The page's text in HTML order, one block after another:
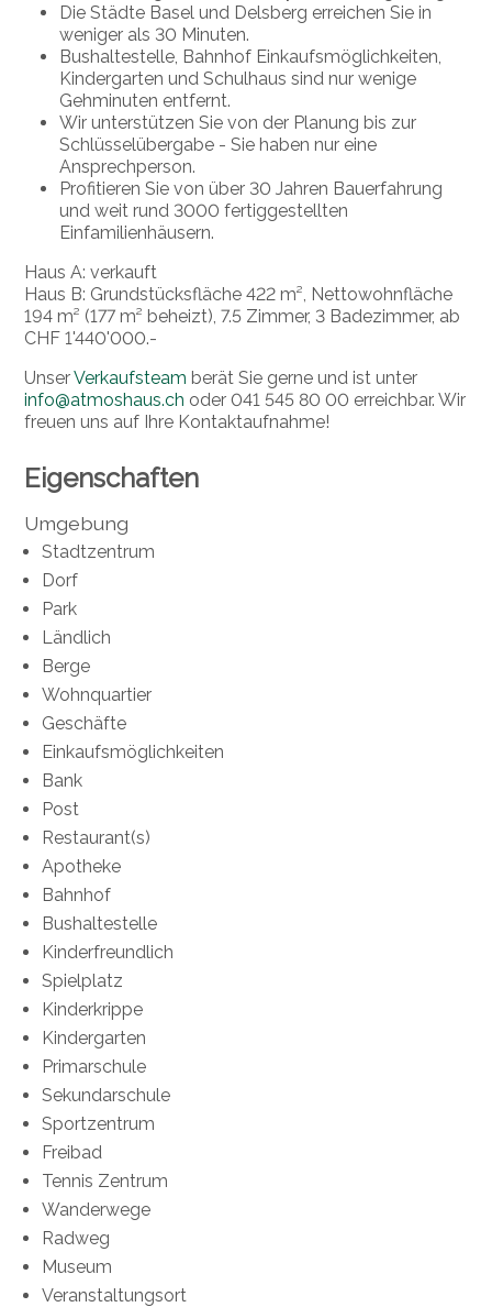
Die Städte Basel und Delsberg erreichen Sie in
weniger als 30 Minuten.
Bushaltestelle, Bahnhof Einkaufsmöglichkeiten,
Kindergarten und Schulhaus sind nur wenige
Gehminuten entfernt.
Wir unterstützen Sie von der Planung bis zur
Schlüsselübergabe - Sie haben nur eine
Ansprechperson.
Profitieren Sie von über 30 Jahren Bauerfahrung
und weit rund 3000 fertiggestellten
Einfamilienhäusern.
Haus A: verkauft
Haus B: Grundstücksfläche 422 m², Nettowohnfläche
194 m² (177 m² beheizt), 7.5 Zimmer, 3 Badezimmer, ab
CHF 1'440'000.-
UnserVerkaufsteam berät Sie gerne und ist unter
info@atmoshaus.ch oder 041 545 80 00 erreichbar. Wir
freuen uns auf Ihre Kontaktaufnahme!
Eigenschaften
Umgebung
Stadtzentrum
Dorf
Park
Ländlich
Berge
Wohnquartier
Geschäfte
Einkaufsmöglichkeiten
Bank
Post
Restaurant(s)
Apotheke
Bahnhof
Bushaltestelle
Kinderfreundlich
Spielplatz
Kinderkrippe
Kindergarten
Primarschule
Sekundarschule
Sportzentrum
Freibad
Tennis Zentrum
Wanderwege
Radweg
Museum
Veranstaltungsort